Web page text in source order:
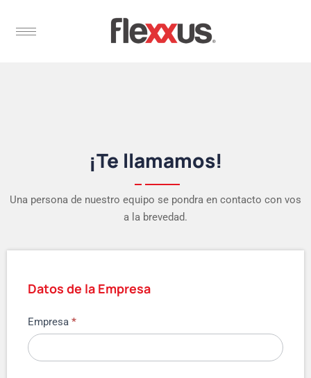
¡Te llamamos!
Una persona de nuestro equipo se pondra en contacto con vos
a la brevedad.
Datos de la Empresa
Empresa *